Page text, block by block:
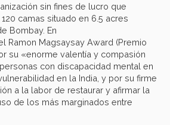
sin fines de lucro que
camas situado en 6.5 acres
Bombay. En
Ramon Magsaysay Award (Premio
su «enorme valentía y compasión
con discapacidad mental en
en la India, y por su firme
a la labor de restaurar y afirmar la
de los más marginados entre